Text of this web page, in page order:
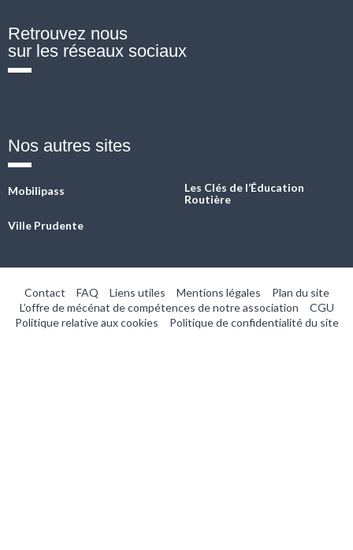
Retrouvez nous
sur les réseaux sociaux
Nos autres sites
Mobilipass
Les Clés de l’Éducation
Routière
Ville Prudente
Contact FAQ Liens utiles Mentions légales
Plan du site
L’offre de mécénat de compétences de notre association
CGU
Politique relative aux cookies
Politique de confidentialité du site